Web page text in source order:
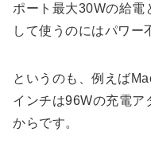
ポート最大30Wの給電
して使うのにはパワー
というのも、例えば
インチは96Wの充電ア
からです。